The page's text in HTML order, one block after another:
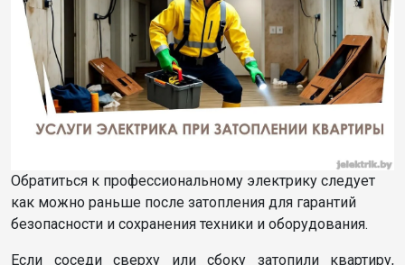
Обратиться к профессиональному электрику следует
как можно раньше после затопления для гарантий
безопасности и сохранения техники и оборудования.
Если соседи сверху или сбоку затопили квартиру,